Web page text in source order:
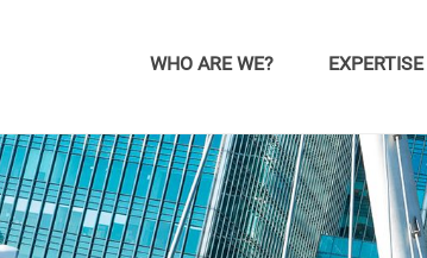
WHO ARE WE? EXPERTISE